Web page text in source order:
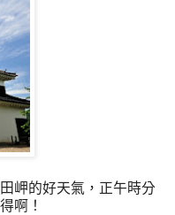
岬的好天氣，正午時分
啊！